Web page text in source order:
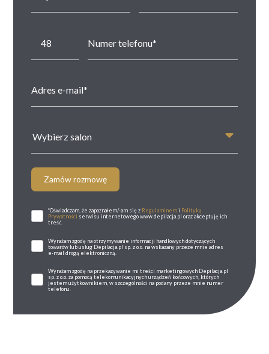
Wybierz salon
Zamów rozmowę
*Oświadczam, że zapoznałem/-am się z Regulaminemi Polityką
Prywatności serwisu internetowego www.depilacja.pl oraz akceptuję ich
treść.
Wyrażam zgodę na otrzymywanie informacji handlowych dotyczących
towarów lub usług Depilacja.pl sp. z o.o. na wskazany przeze mnie adres
e-mail drogą elektroniczną.
Wyrażam zgodę na przekazywanie mi treści marketingowych Depilacja.pl
sp. z o.o. za pomocą telekomunikacyjnych urządzeń końcowych, których
jestem użytkownikiem, w szczególności na podany przeze mnie numer
telefonu.